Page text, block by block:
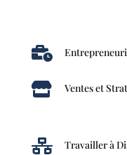

 Ventes et
 Travailler à